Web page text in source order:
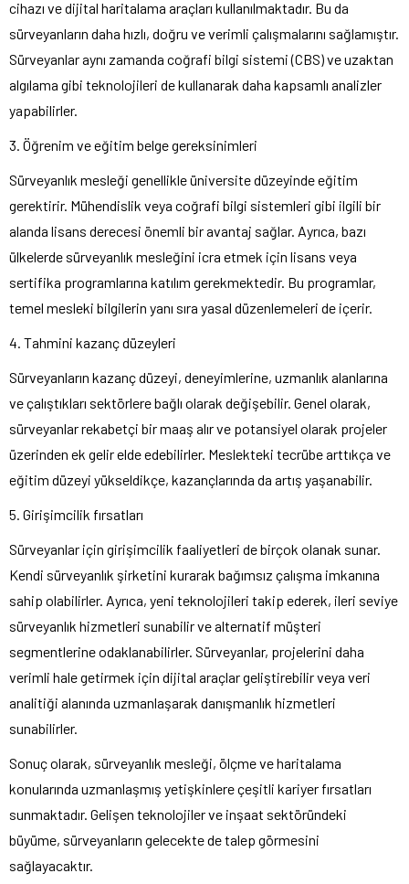
cihazı ve dijital haritalama araçları kullanılmaktadır. Bu da
sürveyanların daha hızlı, doğru ve verimli çalışmalarını sağlamıştır.
Sürveyanlar aynı zamanda coğrafi bilgi sistemi (CBS) ve uzaktan
algılama gibi teknolojileri de kullanarak daha kapsamlı analizler
yapabilirler.
3. Öğrenim ve eğitim belge gereksinimleri
Sürveyanlık mesleği genellikle üniversite düzeyinde eğitim
gerektirir. Mühendislik veya coğrafi bilgi sistemleri gibi ilgili bir
alanda lisans derecesi önemli bir avantaj sağlar. Ayrıca, bazı
ülkelerde sürveyanlık mesleğini icra etmek için lisans veya
sertifika programlarına katılım gerekmektedir. Bu programlar,
temel mesleki bilgilerin yanı sıra yasal düzenlemeleri de içerir.
4. Tahmini kazanç düzeyleri
Sürveyanların kazanç düzeyi, deneyimlerine, uzmanlık alanlarına
ve çalıştıkları sektörlere bağlı olarak değişebilir. Genel olarak,
sürveyanlar rekabetçi bir maaş alır ve potansiyel olarak projeler
üzerinden ek gelir elde edebilirler. Meslekteki tecrübe arttıkça ve
eğitim düzeyi yükseldikçe, kazançlarında da artış yaşanabilir.
5. Girişimcilik fırsatları
Sürveyanlar için girişimcilik faaliyetleri de birçok olanak sunar.
Kendi sürveyanlık şirketini kurarak bağımsız çalışma imkanına
sahip olabilirler. Ayrıca, yeni teknolojileri takip ederek, ileri seviye
sürveyanlık hizmetleri sunabilir ve alternatif müşteri
segmentlerine odaklanabilirler. Sürveyanlar, projelerini daha
verimli hale getirmek için dijital araçlar geliştirebilir veya veri
analitiği alanında uzmanlaşarak danışmanlık hizmetleri
sunabilirler.
Sonuç olarak, sürveyanlık mesleği, ölçme ve haritalama
konularında uzmanlaşmış yetişkinlere çeşitli kariyer fırsatları
sunmaktadır. Gelişen teknolojiler ve inşaat sektöründeki
büyüme, sürveyanların gelecekte de talep görmesini
sağlayacaktır.